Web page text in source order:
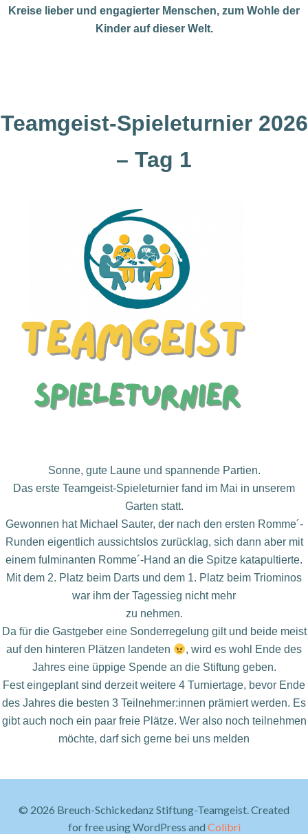
Kreise lieber und engagierter Menschen, zum Wohle der
Kinder auf dieser Welt.
Teamgeist-Spieleturnier 2026
– Tag 1
Sonne, gute Laune und spannende Partien.
Das erste Teamgeist-Spieleturnier fand im Mai in unserem
Garten statt.
Gewonnen hat Michael Sauter, der nach den ersten Romme´-
Runden eigentlich aussichtslos zurücklag, sich dann aber mit
einem fulminanten Romme´-Hand an die Spitze katapultierte.
Mit dem 2. Platz beim Darts und dem 1. Platz beim Triominos
war ihm der Tagessieg nicht mehr
zu nehmen.
Da für die Gastgeber eine Sonderregelung gilt und beide meist
auf den hinteren Plätzen landeten
, wird es wohl Ende des
Jahres eine üppige Spende an die Stiftung geben.
Festeingeplant sind derzeit weitere 4 Turniertage, bevor Ende
des Jahres die besten 3 Teilnehmer:innen prämiert werden. Es
gibt auch noch ein paar freie Plätze. Wer also noch teilnehmen
möchte, darf sich gerne bei uns melden
© 2026 Breuch-Schickedanz Stiftung-Teamgeist. Created
for free using WordPress and Colibri